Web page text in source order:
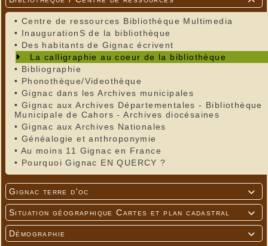
• Centre de ressources Bibliothèque Multimedia
• InaugurationS de la bibliothèque
• Des habitants de Gignac écrivent
La calligraphie au coeur de la bibliothèque
• Bibliographie
• Phonothèque/Videothèque
• Gignac dans les Archives municipales
• Gignac aux Archives Départementales - Bibliothèque
Municipale de Cahors - Archives diocésaines
• Gignac aux Archives Nationales
• Généalogie et anthroponymie
• Au moins 11 Gignac en France
• Pourquoi Gignac EN QUERCY ?

Gignac terre d'oc

Situation géographique Cartes et plan cadastral

Démographie